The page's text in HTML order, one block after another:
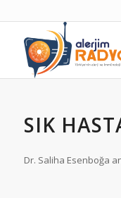
SIK
Dr. Saliha Esenboğa